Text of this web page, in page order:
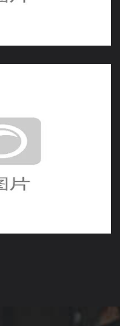
马全场回
线希望